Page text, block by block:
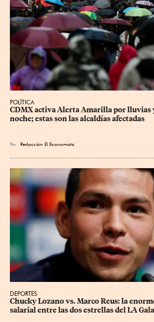
POLÍTICA
CDMX activa Alerta Amarilla por lluvias
noche; estas son las alcaldías afectadas
Por Redacción El Economista
DEPORTES
Chucky Lozano vs. Marco Reus: la
salarial entre las dos estrellas del LA